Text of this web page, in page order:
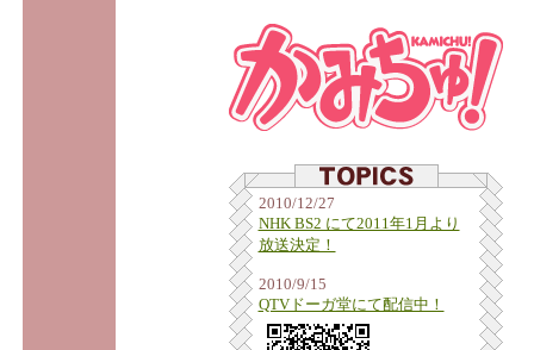
2010/12/27
NHK BS2 にて2011年1月より
放送決定！
2010/9/15
QTVドーガ堂にて配信中！